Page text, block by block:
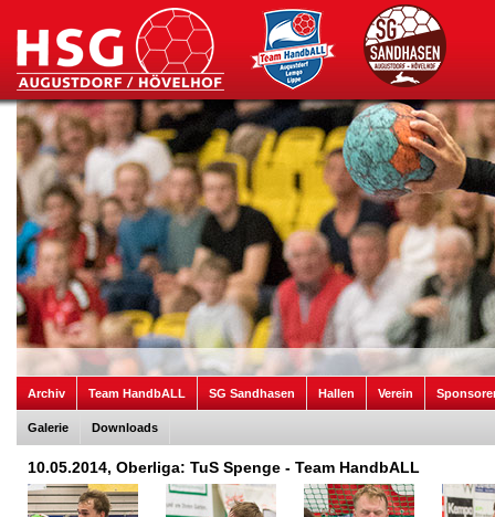
Archiv Team HandbALL SG Sandhasen Hallen Verein
Galerie Downloads
10.05.2014, Oberliga: TuS Spenge - Team HandbALL